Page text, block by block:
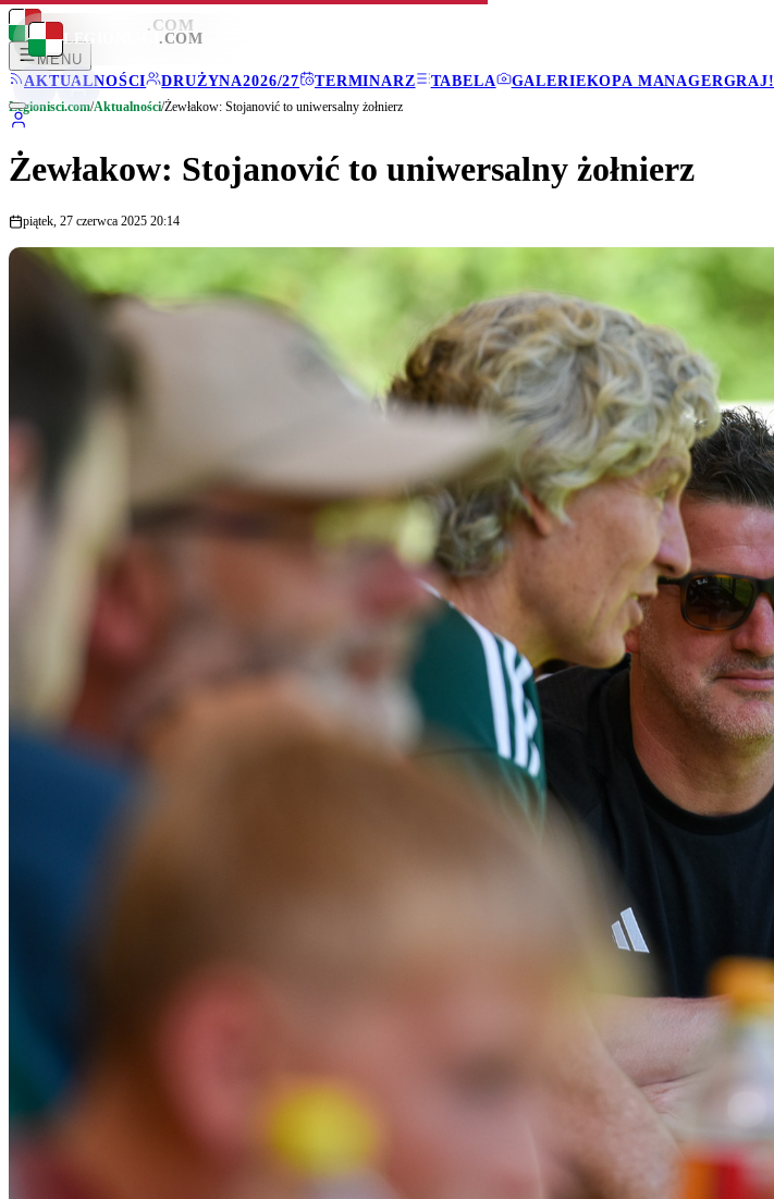
LEGIONISCI .COM
MENU
AKTUALNOŚCI
DRUŻYNA2026/27 TERMINARZ TABELA GALERIEKOPA MANAGERGRAJ!
LEGIONISCI .COM
Legionisci.com/Aktualności/Żewłakow: Stojanović to uniwersalny żołnierz
Żewłakow: Stojanović to uniwersalny żołnierz
piątek, 27 czerwca 2025 20:14